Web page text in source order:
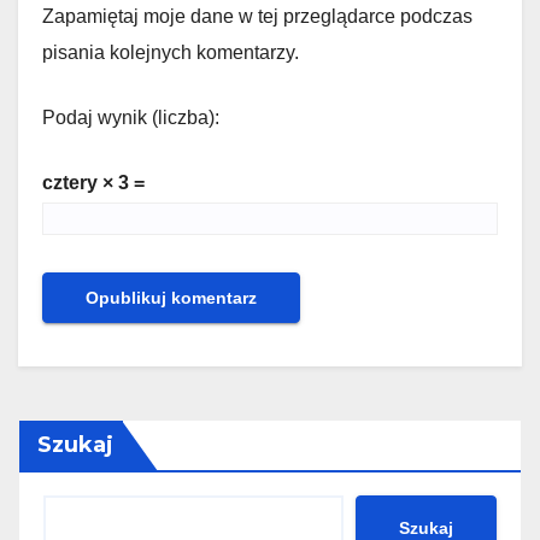
Zapamiętaj moje dane w tej przeglądarce podczas
pisania kolejnych komentarzy.
Podaj wynik (liczba):
cztery × 3 =
Szukaj
Szukaj